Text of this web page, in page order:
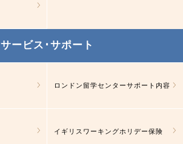
サービス･サポート
ロンドン留学センターサポート内容
イギリスワーキングホリデー保険